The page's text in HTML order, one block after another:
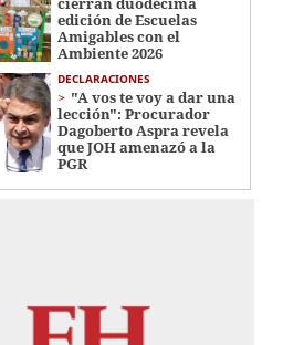
edición de Escuelas
Amigables con el
Ambiente 2026
DECLARACIONES
"A vos te voy a dar una
lección": Procurador
Dagoberto Aspra revela
que JOH amenazó a la
PGR